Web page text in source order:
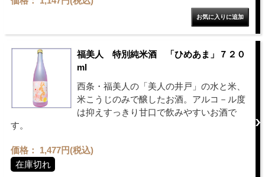
福美人 特別純米酒 「ひめあま」７２０
ml
西条・福美人の「美人の井戸」の水と米、
米こうじのみで醸したお酒。アルコ－ル度
は抑えすっきり甘口で飲みやすいお酒で
す。
価格： 1,477円(税込)
在庫切れ